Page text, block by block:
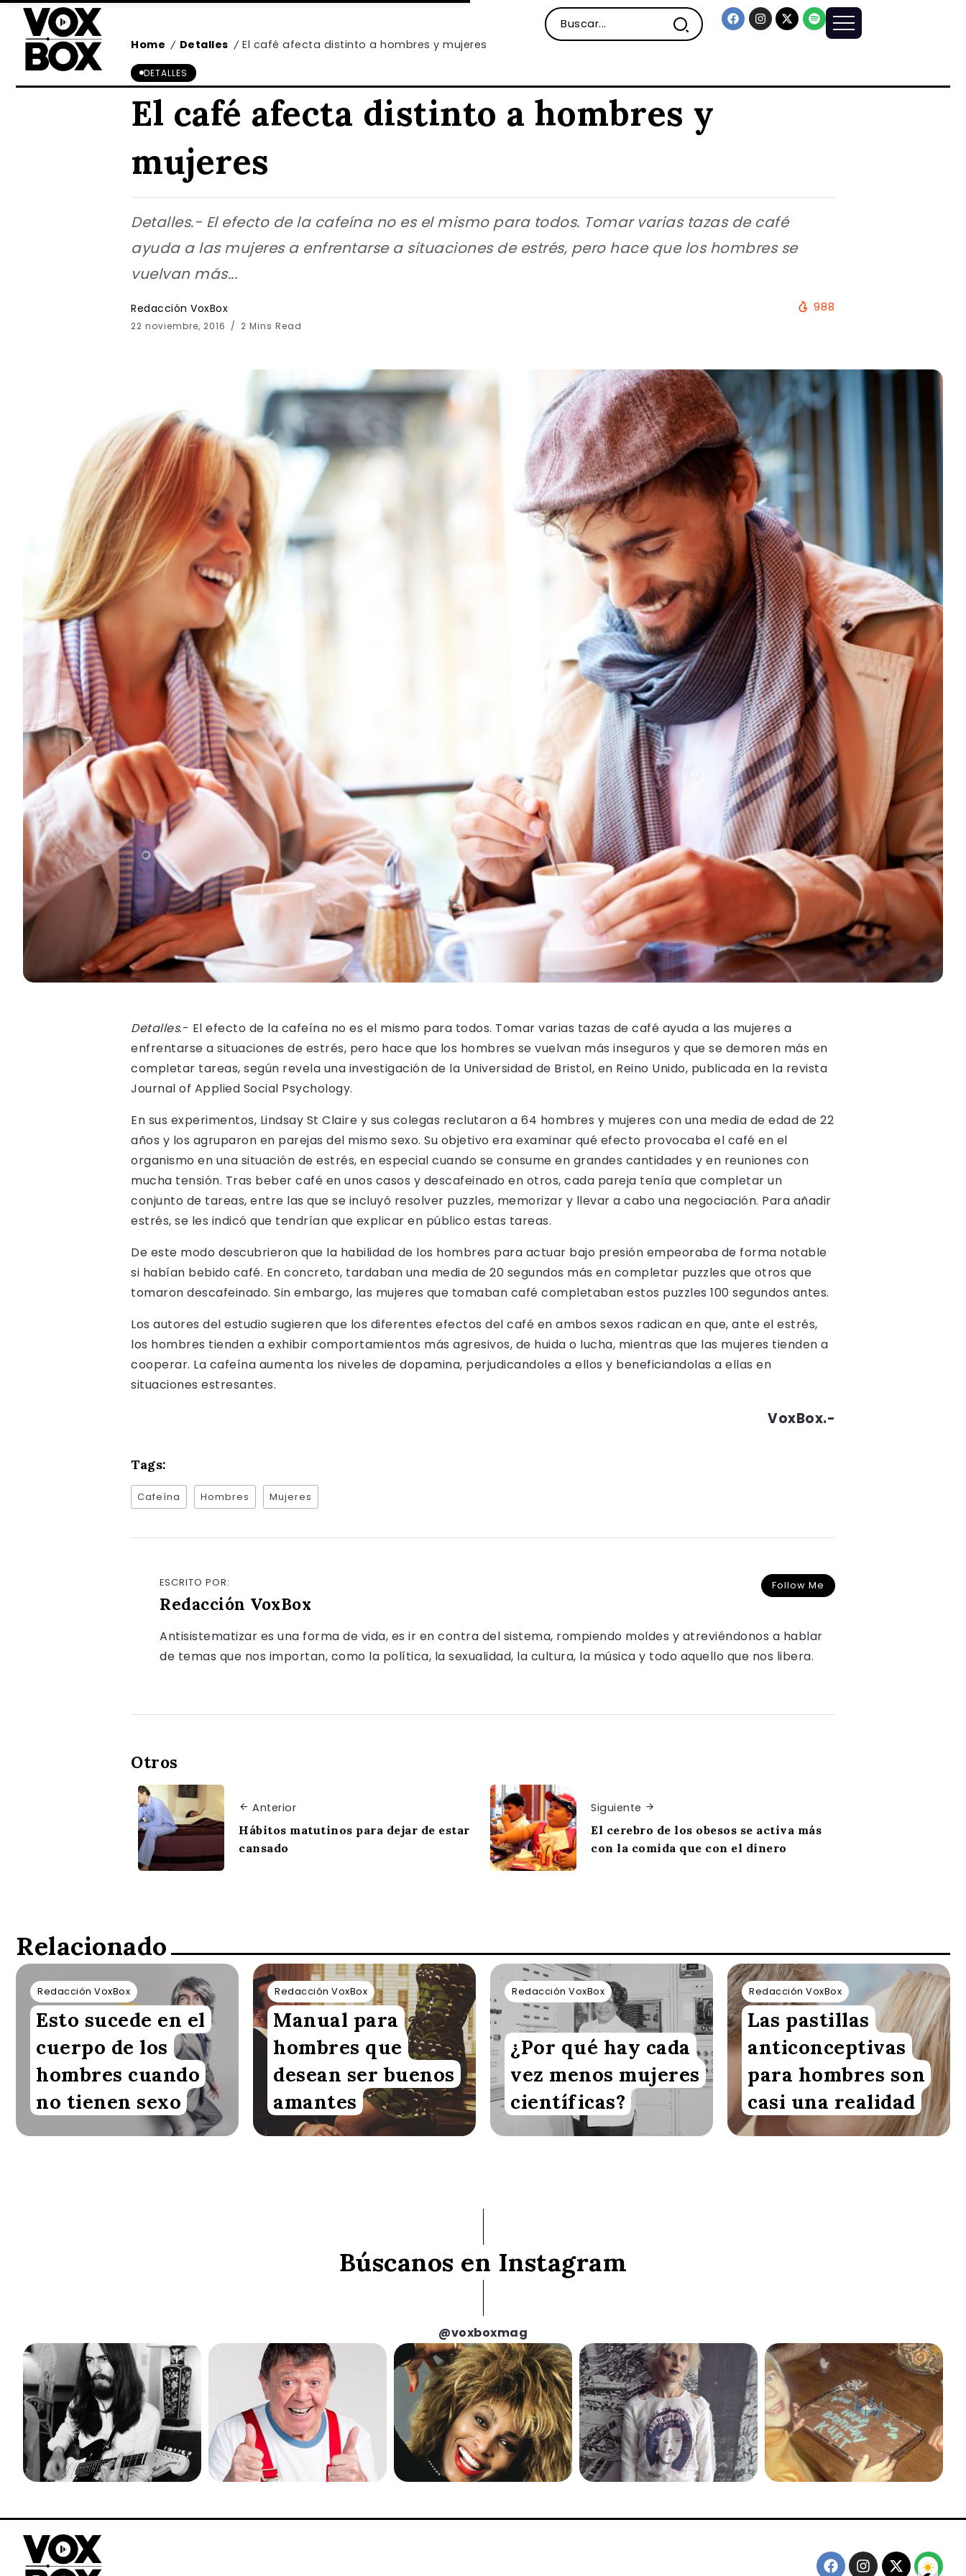
Home / Detalles / El café afecta distinto a hombres y mujeres
DETALLES
El café afecta distinto a hombres y
mujeres
Detalles.- El efecto de la cafeína no es el mismo para todos. Tomar varias tazas de café
ayuda a las mujeres a enfrentarse a situaciones de estrés, pero hace que los hombres se
vuelvan más...
Redacción VoxBox
22 noviembre, 2016 2 Mins Read
988
Detalles.- El efecto de la cafeína no es el mismo para todos. Tomar varias tazas de café ayuda a las mujeres a
enfrentarse a situaciones de estrés, pero hace que los hombres se vuelvan más inseguros y que se demoren más en
completar tareas, según revela una investigación de la Universidad de Bristol, en Reino Unido, publicada en la revista
Journal of Applied Social Psychology.
En sus experimentos, Lindsay St Claire y sus colegas reclutaron a 64 hombres y mujeres con una media de edad de 22
años y los agruparon en parejas del mismo sexo. Su objetivo era examinar qué efecto provocaba el café en el
organismo en una situación de estrés, en especial cuando se consume en grandes cantidades y en reuniones con
mucha tensión. Tras beber café en unos casos y descafeinado en otros, cada pareja tenía que completar un
conjunto de tareas, entre las que se incluyó resolver puzzles, memorizar y llevar a cabo una negociación. Para añadir
estrés, se les indicó que tendrían que explicar en público estas tareas.
De este modo descubrieron que la habilidad de los hombres para actuar bajo presión empeoraba de forma notable
si habían bebido café. En concreto, tardaban una media de 20 segundos más en completar puzzles que otros que
tomaron descafeinado. Sin embargo, las mujeres que tomaban café completaban estos puzzles 100 segundos antes.
Los autores del estudio sugieren que los diferentes efectos del café en ambos sexos radican en que, ante el estrés,
los hombres tienden a exhibir comportamientos más agresivos, de huida o lucha, mientras que las mujeres tienden a
cooperar. La cafeína aumenta los niveles de dopamina, perjudicandoles a ellos y beneficiandolas a ellas en
situaciones estresantes.
VoxBox.-
Tags:
Cafeína Hombres Mujeres
Follow Me
ESCRITO POR:
Redacción VoxBox
Antisistematizar es una forma de vida, es ir en contra del sistema, rompiendo moldes y atreviéndonos a hablar
de temas que nos importan, como la política, la sexualidad, la cultura, la música y todo aquello que nos libera.
Otros
Anterior
Hábitos matutinos para dejar de estar
cansado
Siguiente
El cerebro de los obesos se activa más
con la comida que con el dinero
Relacionado
Redacción VoxBox
Esto sucede en el
cuerpo de los
hombres cuando
no tienen sexo
Redacción VoxBox
Manual para
hombres que
desean ser buenos
amantes
Redacción VoxBox
¿Por qué hay cada
vez menos mujeres
científicas?
Redacción VoxBox
Las pastillas
anticonceptivas
para hombres son
casi una realidad
Búscanos en Instagram
@voxboxmag